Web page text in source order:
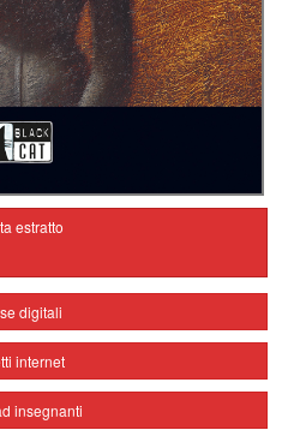
estratto
digitali
internet
insegnanti